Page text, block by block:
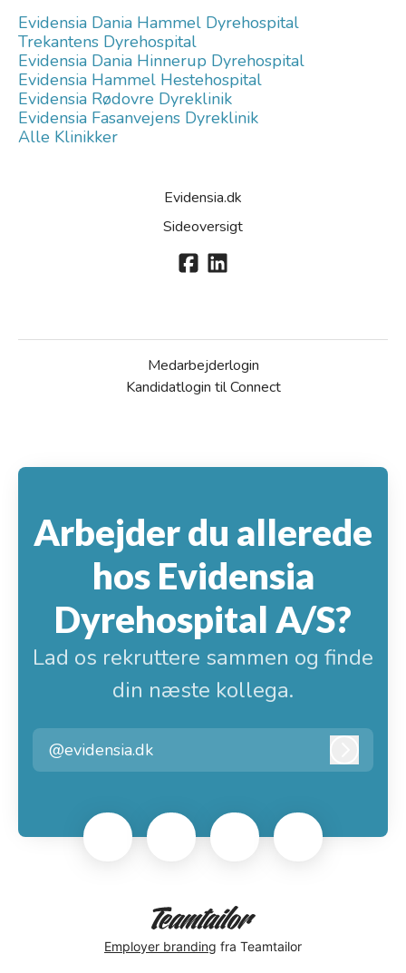
Evidensia Dania Hammel Dyrehospital
Trekantens Dyrehospital
Evidensia Dania Hinnerup Dyrehospital
Evidensia Hammel Hestehospital
Evidensia Rødovre Dyreklinik
Evidensia Fasanvejens Dyreklinik
Alle Klinikker
Evidensia.dk
Sideoversigt
Medarbejderlogin
Kandidatlogin til Connect
Arbejder du allerede
hos Evidensia
Dyrehospital A/S?
Lad os rekruttere sammen og finde
din næste kollega.
@evidensia.dk
Employer branding fra Teamtailor